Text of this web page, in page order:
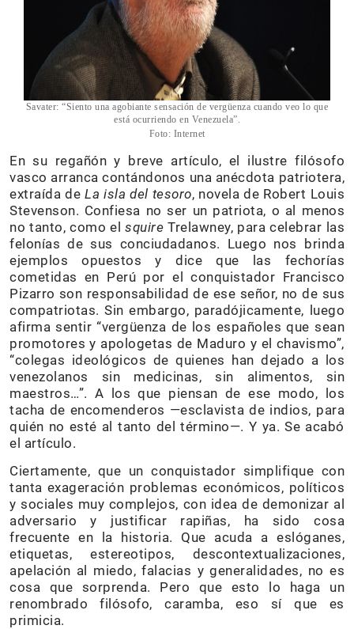
Savater: “Siento una agobiante sensación de vergüenza cuando veo lo que
está ocurriendo en Venezuela”.
Foto: Internet
En su regañón y breve artículo, el ilustre filósofo
vasco arranca contándonos una anécdota patriotera,
extraída deLa isla del tesoro, novela de Robert Louis
Stevenson. Confiesa no ser un patriota, o al menos
no tanto, como elsquire Trelawney, para celebrar las
felonías de sus conciudadanos. Luego nos brinda
ejemplos opuestos y dice que las fechorías
cometidas en Perú por el conquistador Francisco
Pizarro son responsabilidad de ese señor, no de sus
compatriotas. Sin embargo, paradójicamente, luego
afirma sentir “vergüenza de los españoles que sean
promotores y apologetas de Maduro y el chavismo”,
“colegas ideológicos de quienes han dejado a los
venezolanos sin medicinas, sin alimentos, sin
maestros…”. A los que piensan de ese modo, los
tacha de encomenderos —esclavista de indios, para
quién no esté al tanto del término—. Y ya. Se acabó
el artículo.
Ciertamente, que un conquistador simplifique con
tanta exageración problemas económicos, políticos
y sociales muy complejos, con idea de demonizar al
adversario y justificar rapiñas, ha sido cosa
frecuente en la historia. Que acuda a eslóganes,
etiquetas, estereotipos, descontextualizaciones,
apelación al miedo, falacias y generalidades, no es
cosa que sorprenda. Pero que esto lo haga un
renombrado filósofo, caramba, eso sí que es
primicia.